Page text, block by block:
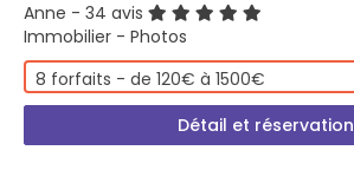
Anne - 34 avis
Immobilier - Photos
8 forfaits - de 120€ à 1500€
Détail et réservation